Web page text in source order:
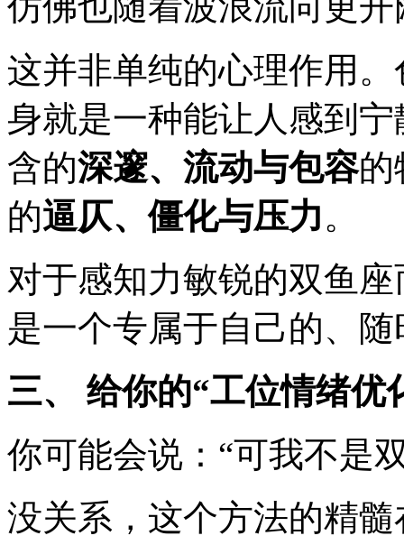
这并非单纯的心理作用
身就是一种能让人感到
含的深邃、流动与包容的
的逼仄、僵化与压力。
对于感知力敏锐的双鱼
是一个专属于自己的、
三、 给你的“工位情绪优
你可能会说：“可我不是
没关系，这个方法的精